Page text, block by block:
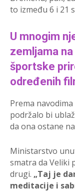
to između 6 i 21
U mnogim
zemljama
športske
određenih
Prema
podržalo bi
da ona ostane
Ministarstvo
smatra da Veliki
drugi. „Taj je
meditacije i